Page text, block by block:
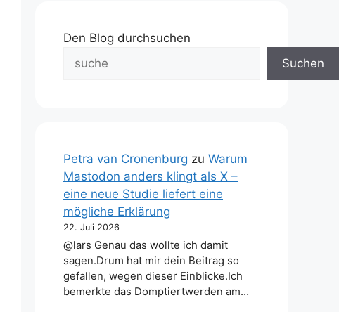
Den Blog durchsuchen
Suchen
Petra van Cronenburg zu Warum
Mastodon anders klingt als X –
eine neue Studie liefert eine
mögliche Erklärung
22. Juli 2026
@lars Genau das wollte ich damit
sagen.Drum hat mir dein Beitrag so
gefallen, wegen dieser Einblicke.Ich
bemerkte das Domptiertwerden am…